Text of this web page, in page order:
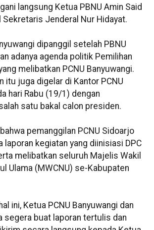
langsung Ketua PBNU Amin Said
Sekretaris Jenderal Nur Hidayat.
dipanggil setelah PBNU
adanya agenda politik Pemilihan
melibatkan PCNU Banyuwangi.
itu juga digelar di Kantor PCNU
hari Rabu (19/1) dengan
satu bakal calon presiden.
pemanggilan PCNU Sidoarjo
laporan kegiatan yang diinisiasi DPC
melibatkan seluruh Majelis Wakil
Ulama (MWCNU) se-Kabupaten
ini, Ketua PCNU Banyuwangi dan
segera buat laporan tertulis dan